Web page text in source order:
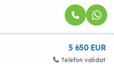
5 650 EUR
Telefon validat